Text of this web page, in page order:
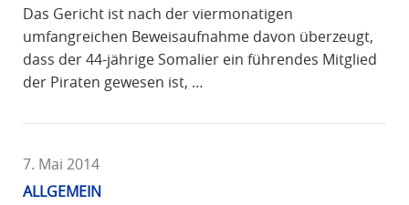
Das Gericht ist nach der viermonatigen
umfangreichen Beweisaufnahme davon überzeugt,
dass der 44-jährige Somalier ein führendes Mitglied
der Piraten gewesen ist, …
7. Mai 2014
ALLGEMEIN